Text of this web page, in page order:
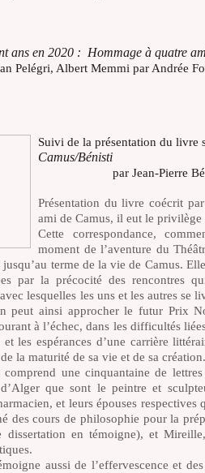
ans en 2020 : Hommage à quatre
Pelégri, Albert Memmi par Andrée
Suivi de la présentation du livre
Camus/Bénisti
par Jean-Pierre
Présentation du livre coécrit
ami de Camus, il eut le
Cette correspondance,
moment de l’aventure du
jusqu’au terme de la vie de Camus.
par la précocité des rencontres
lesquelles les uns et les autres se
peut ainsi approcher le futur Prix
à l’échec, dans les difficultés
et les espérances d’une carrière
la maturité de sa vie et de sa création.
comprend une cinquantaine de
que sont le peintre et
et leurs épouses
des cours de philosophie pour la
dissertation en témoigne), et
aussi de l’effervescence et